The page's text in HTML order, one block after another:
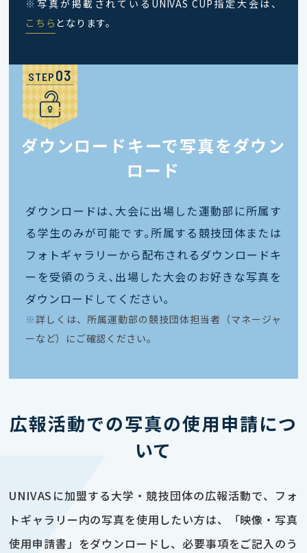
※ 写真が掲載されているUNIVAS CUP指定大会は、
こちら となります。
STEP
ダウンロードキーで写真をダウン
ロード
ダウンロードは､大会に出場した運動部に所属す
る学生のみが可能です｡所属する競技団体または
フォトギャラリーから配布されるダウンロードキ
ーを受領のうえ､出場した大会のお好きな写真を
ダウンロードしてください｡
※ 詳しくは、所属運動部の競技団体担当者（マネージャ
ーなど）にご確認ください。
広報活動での写真の使用申請につ
いて
UNIVASに加盟する大学・競技団体の広報活動で、フォ
トギャラリー内の写真を使用したい方は、「映像・写真
使用申請書」をダウンロードし、必要事項をご記入のう